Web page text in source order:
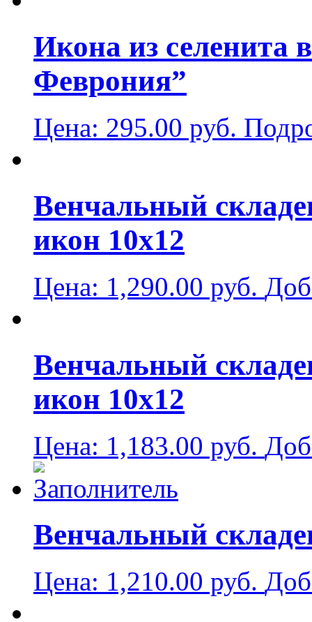
Икона из селенита
Феврония”
Цена: 295.00 руб.
Венчальный
икон 10х12
Цена: 1,290.00 руб.
Венчальный
икон 10х12
Цена: 1,183.00 руб.
Венчальный
Цена: 1,210.00 руб.